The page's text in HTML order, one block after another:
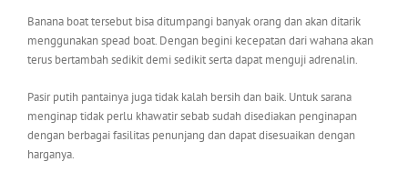
Banana boat tersebut bisa ditumpangi banyak orang dan akan ditarik
menggunakan spead boat. Dengan begini kecepatan dari wahana akan
terus bertambah sedikit demi sedikit serta dapat menguji adrenalin.
Pasir putih pantainya juga tidak kalah bersih dan baik. Untuk sarana
menginap tidak perlu khawatir sebab sudah disediakan penginapan
dengan berbagai fasilitas penunjang dan dapat disesuaikan dengan
harganya.